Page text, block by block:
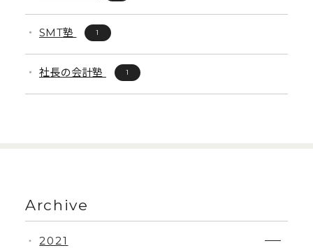
SMT塾 1
社長の会計塾 1
Archive
・ 2021